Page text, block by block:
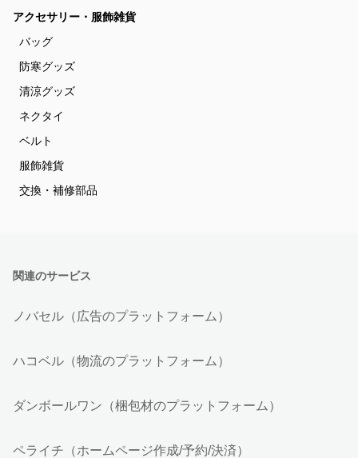
アクセサリー・服飾雑貨
バッグ
防寒グッズ
清涼グッズ
ネクタイ
ベルト
服飾雑貨
交換・補修部品
関連のサービス
ノバセル（広告のプラットフォーム）
ハコベル（物流のプラットフォーム）
ダンボールワン（梱包材のプラットフォーム）
ペライチ（ホームページ作成/予約/決済）